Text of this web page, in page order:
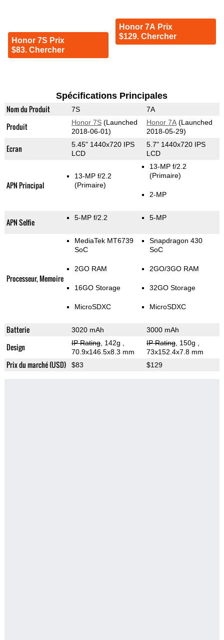
Honor 7S Prix
$83. Chercher
Honor 7A Prix
$129. Chercher
Spécifications Principales
Nom du Produit 7S 7A
Produit Honor 7S(Launched
2018-06-01)
Honor 7A(Launched
2018-05-29)
Ecran
5.45" 1440x720 IPS
LCD
5.7" 1440x720 IPS
LCD
APN Principal
13-MP f/2.2
(Primaire)
13-MP f/2.2
(Primaire)
2-MP
APN Selfie 5-MP f/2.2 5-MP
Processeur, Memoire
MediaTek MT6739
SoC
2GO RAM
16GO Storage
MicroSDXC
Snapdragon 430
SoC
2GO/3GO RAM
32GO Storage
MicroSDXC
Batterie 3020 mAh 3000 mAh
Design IP Rating, 142g
70.9x146.5x8.3 mm
IP Rating, 150g
73x152.4x7.8 mm
Prix du marché (USD) $83 $129